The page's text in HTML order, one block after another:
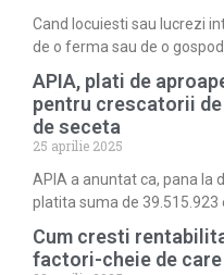
Cand locuiesti sau lucrezi
de o ferma sau de o
APIA, plati de
pentru crescatorii
de seceta
25 aprilie 2025
APIA a anuntat ca, pana la
platita suma de 39.515.923
Cum cresti
factori-cheie de